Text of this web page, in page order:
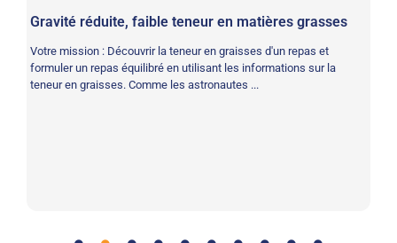
Gravité réduite, faible teneur en matières grasses
Votre mission : Découvrir la teneur en graisses d'un repas et
formuler un repas équilibré en utilisant les informations sur la
teneur en graisses. Comme les astronautes ...